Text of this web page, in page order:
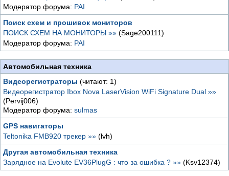
Модератор форума: PAI
Поиск схем и прошивок мониторов
ПОИСК СХЕМ НА МОНИТОРЫ »» (Sage200111)
Модератор форума: PAI
Автомобильная техника
Видеорегистраторы (читают: 1)
Видеорегистратор Ibox Nova LaserVision WiFi Signature Dual »»
(Pervij006)
Модератор форума: sulmas
GPS навигаторы
Teltonika FMB920 трекер »» (lvh)
Другая автомобильная техника
Зарядное на Evolute EV36PlugG : что за ошибка ? »» (Ksv12374)